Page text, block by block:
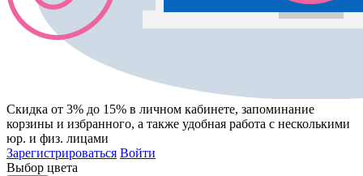
Скидка от 3% до 15% в личном кабинете, запоминание
корзины и избранного, а также удобная работа с несколькими
юр. и физ. лицами
Зарегистрироваться Войти
Выбор цвета